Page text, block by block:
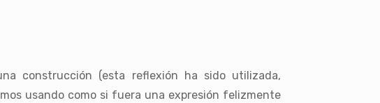
construcción (esta reflexión ha sido utilizada,
usando como si fuera una expresión felizmente